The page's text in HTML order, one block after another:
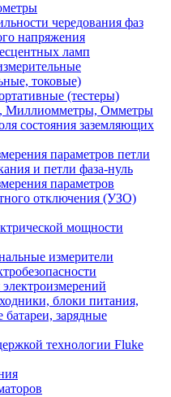
чередования фаз
напряжения
ламп
токовые)
(тестеры)
Миллиомметры, Омметры
состояния заземляющих
параметров петли
и петли фаза-нуль
параметров
отключения (УЗО)
мощности
измерители
блоки питания,
батареи, зарядные
технологии Fluke